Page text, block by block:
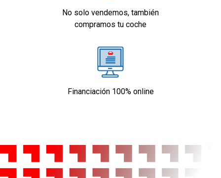
No solo vendemos, también
compramos tu coche
Financiación 100% online